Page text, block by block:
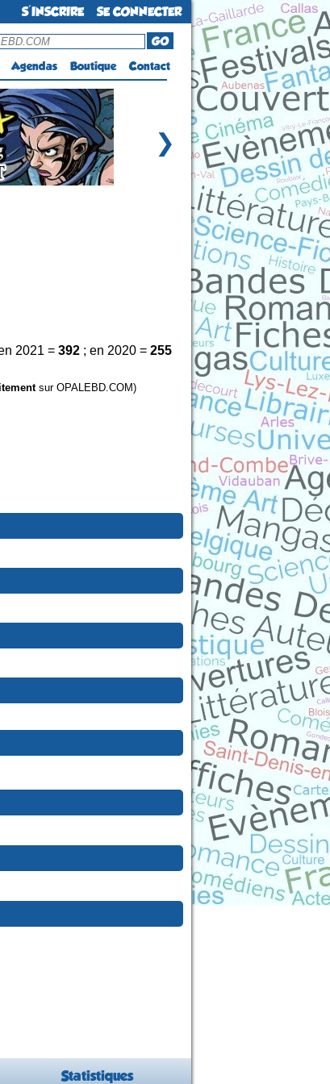
S'INSCRIRE
SE CONNECTER
GO
Agendas Boutique Contact
❯
2021 = 392 ; en 2020 = 255
sur OPALEBD.COM)
Statistiques